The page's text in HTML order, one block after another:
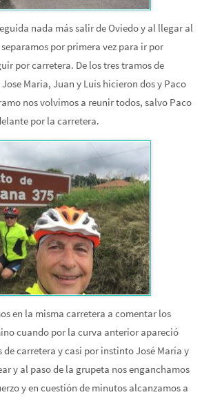
nada más salir de Oviedo y al llegar al
por primera vez para ir por
por carretera. De los tres tramos de
María, Juan y Luís hicieron dos y Paco
nos volvimos a reunir todos, salvo Paco
por la carretera.
en la misma carretera a comentar los
cuando por la curva anterior apareció
carretera y casi por instinto José María y
y al paso de la grupeta nos enganchamos
y en cuestión de minutos alcanzamos a